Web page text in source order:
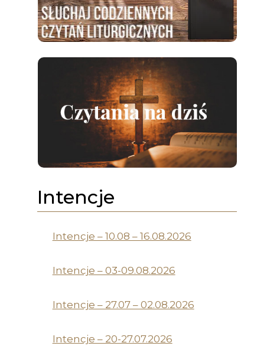
Intencje
Intencje – 10.08 – 16.08.2026
Intencje – 03-09.08.2026
Intencje – 27.07 – 02.08.2026
Intencje – 20-27.07.2026